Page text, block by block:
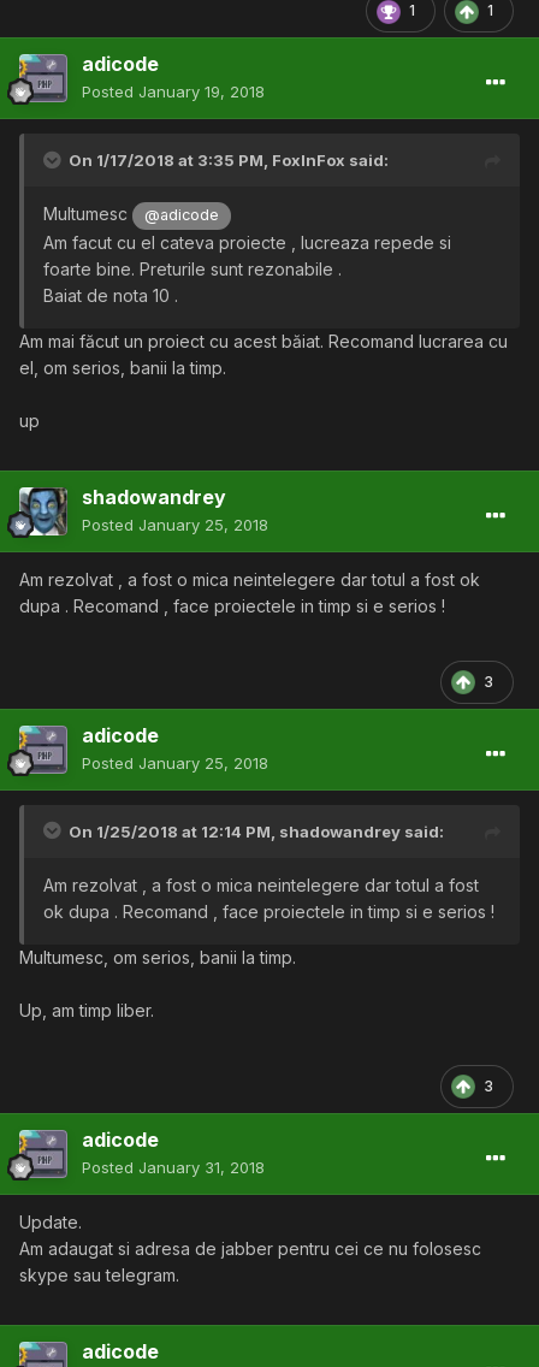
1 1
adicode
Posted January 19, 2018
On 1/17/2018 at 3:35 PM, FoxInFox said:
Multumesc @adicode
Am facut cu el cateva proiecte , lucreaza repede si
foarte bine. Preturile sunt rezonabile .
Baiat de nota 10 .
Am mai făcut un proiect cu acest băiat. Recomand lucrarea cu
el, om serios, banii la timp.
up
shadowandrey
Posted January 25, 2018
Am rezolvat , a fost o mica neintelegere dar totul a fost ok
dupa . Recomand , face proiectele in timp si e serios !
3
adicode
Posted January 25, 2018
On 1/25/2018 at 12:14 PM, shadowandrey said:
Am rezolvat , a fost o mica neintelegere dar totul a fost
ok dupa . Recomand , face proiectele in timp si e serios !
Multumesc, om serios, banii la timp.
Up, am timp liber.
3
adicode
Posted January 31, 2018
Update.
Am adaugat si adresa de jabber pentru cei ce nu folosesc
skype sau telegram.
adicode